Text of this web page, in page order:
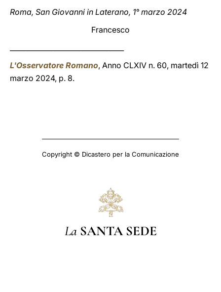
Roma, San Giovanni in Laterano, 1° marzo 2024
Francesco
L'Osservatore Romano, Anno CLXIV n. 60, martedì 12
marzo 2024, p. 8.
Copyright © Dicastero per la Comunicazione
La SANTA SEDE